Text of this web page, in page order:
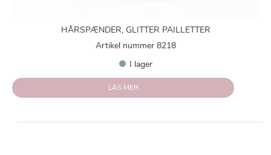
HÅRSPÆNDER, GLITTER PAILLETTER
Artikel nummer 8218
I lager
LÄS MER